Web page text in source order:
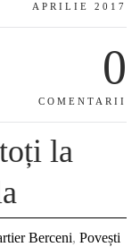
APRILIE 2017
0
COMENTARII
la
Berceni, Povești